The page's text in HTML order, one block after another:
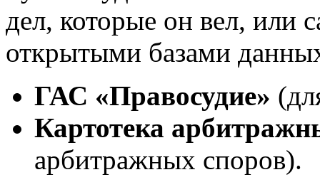
дел, которые он вел, или
открытыми базами
ГАС «Правосудие»
Картотека
арбитражных споров).